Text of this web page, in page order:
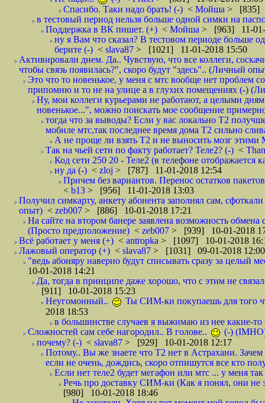
Спасибо. Таки надо брать! (-) < Мойша > [835]
в тестовый период нельзя больше одной симки на
Поддержка в ВК пишет. (+) < Мойша > [963] 11-01-
ну я Вам что сказал? В тестовом периоде больше
берите (-) < slava87 > [1021] 11-01-2018 15:50
Активировали днем. Да.. Чувствую, что все коллеги,
чтобы связь появилась?", скоро будут "здесь".. (Личный
Это что то новенькое, у меня с мтс вообще нет проблем
припомню и то не на улице а в глухих помещениях (-)
Ну, мои коллеги курьерами не работают, а целыми
новенькое...", можно поискать мое сообщение
тогда что за выводы? Если у вас локально Т2
мобиле мтс,так последнее время дома Т2 сильно
А не проще ли взять Т2 и не выносить мозг
Так на чьей сети по факту работает? Теле2? (-) <
Код сети 250 20 - Теле2 (в телефоне отображается
ну да (-) < zloj > [787] 11-01-2018 12:54
Причем без вариантов. Перенос остатков
< b13 > [956] 11-01-2018 13:03
Получил симкарту, анкету абонента заполнял сам,
опыт) < zeb007 > [886] 10-01-2018 17:21
На сайте на втором банере заявлена возможность
(Просто предположение) < zeb007 > [939] 10-01-2018
Всё работает у меня (+) < antropka > [1097] 10-01-2018
Лажовый оператор (+) < slava87 > [1031] 09-01-2018 12:00
"ведь абоняру наверно будут списывать сразу за целый
10-01-2018 14:21
Да, тогда в принципе даже хорошо, что с этим не
[911] 10-01-2018 15:23
Неугомонный..
Ты СИМ-ки покупаешь для того
2018 18:53
в большинстве случаев я выжимаю из нее какие-то
Сложностей сам себе нагородил.. В голове..
(-)
почему? (-) < slava87 > [929] 10-01-2018 12:17
Потому.. Вы же знаете что Т2 нет в Астрахани.
если не очень, дождись, скоро отпишутся все кто
Если нет теле2 будет мегафон или мтс ... у меня
Речь про доставку СИМ-ки (Как я понял, они не
[980] 10-01-2018 18:46